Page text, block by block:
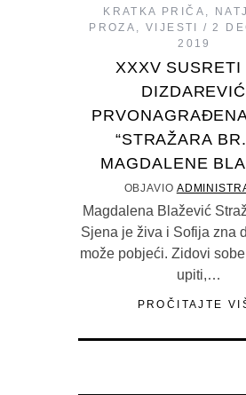
KRATKA PRIČA ,
PROZA ,VIJESTI
2
2019
XXXV SUSRETI
“STRAŽARA
MAGDALENE
OBJAVIO
Magdalena Blažević
Sjena je živa i Sofija zna
može pobjeći. Zidovi
upiti,…
PROČITAJTE